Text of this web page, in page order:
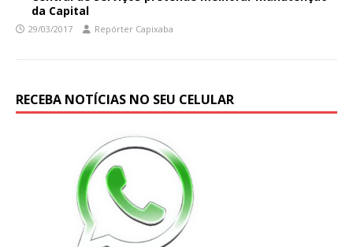
da Capital
29/03/2017 Repórter Capixaba
RECEBA NOTÍCIAS NO SEU CELULAR